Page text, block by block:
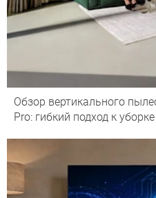
Обзор вертикального
Pro: гибкий подход к уборке